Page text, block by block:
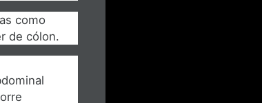
como
de cólon.